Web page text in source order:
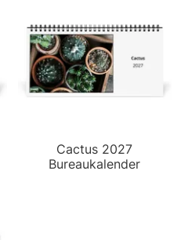
Cactus 2027
Bureaukalender